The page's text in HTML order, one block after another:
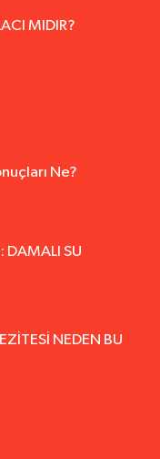
MIDIR?
Ne?
DAMALI SU
NEDEN BU